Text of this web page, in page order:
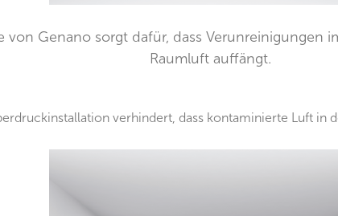
von Genano sorgt dafür, dass Verunreinigungen
Raumluft auffängt.
verhindert, dass kontaminierte Luft in